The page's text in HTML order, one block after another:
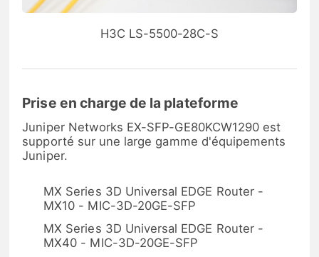
H3C LS-5500-28C-S
Prise en charge de la plateforme
Juniper Networks EX-SFP-GE80KCW1290 est
supporté sur une large gamme d'équipements
Juniper.
MX Series 3D Universal EDGE Router -
MX10 - MIC-3D-20GE-SFP
MX Series 3D Universal EDGE Router -
MX40 - MIC-3D-20GE-SFP